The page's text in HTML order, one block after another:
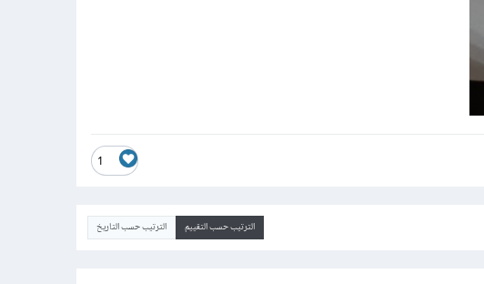
1
الترتيب حسب التقييم الترتيب حسب التاريخ